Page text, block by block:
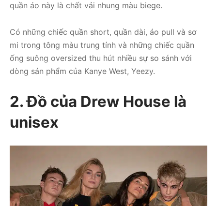
quần áo này là chất vải nhung màu biege.
Có những chiếc quần short, quần dài, áo pull và sơ
mi trong tông màu trung tính và những chiếc quần
ống suông oversized thu hút nhiều sự so sánh với
dòng sản phẩm của Kanye West, Yeezy.
2. Đồ của Drew House là
unisex